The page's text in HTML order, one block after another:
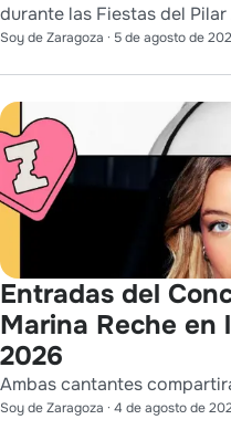
durante las Fiestas del
Soy de Zaragoza · 5 de agosto de
Entradas del
Marina Reche en
2026
Ambas cantantes
Soy de Zaragoza · 4 de agosto de